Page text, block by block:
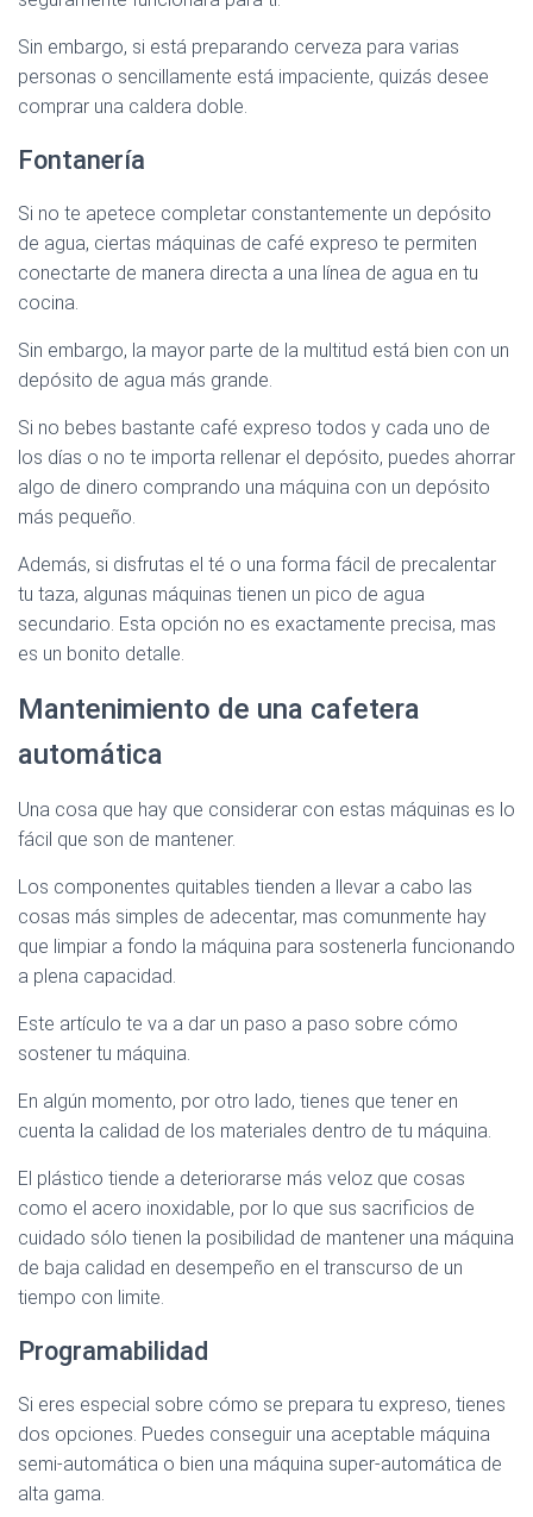
Sin embargo, si está preparando cerveza para varias
personas o sencillamente está impaciente, quizás desee
comprar una caldera doble.
Fontanería
Si no te apetece completar constantemente un depósito
de agua, ciertas máquinas de café expreso te permiten
conectarte de manera directa a una línea de agua en tu
cocina.
Sin embargo, la mayor parte de la multitud está bien con un
depósito de agua más grande.
Si no bebes bastante café expreso todos y cada uno de
los días o no te importa rellenar el depósito, puedes ahorrar
algo de dinero comprando una máquina con un depósito
más pequeño.
Además, si disfrutas el té o una forma fácil de precalentar
tu taza, algunas máquinas tienen un pico de agua
secundario. Esta opción no es exactamente precisa, mas
es un bonito detalle.
Mantenimiento de una cafetera
automática
Una cosa que hay que considerar con estas máquinas es lo
fácil que son de mantener.
Los componentes quitables tienden a llevar a cabo las
cosas más simples de adecentar, mas comunmente hay
que limpiar a fondo la máquina para sostenerla funcionando
a plena capacidad.
Este artículo te va a dar un paso a paso sobre cómo
sostener tu máquina.
En algún momento, por otro lado, tienes que tener en
cuenta la calidad de los materiales dentro de tu máquina.
El plástico tiende a deteriorarse más veloz que cosas
como el acero inoxidable, por lo que sus sacrificios de
cuidado sólo tienen la posibilidad de mantener una máquina
de baja calidad en desempeño en el transcurso de un
tiempo con limite.
Programabilidad
Si eres especial sobre cómo se prepara tu expreso, tienes
dos opciones. Puedes conseguir una aceptable máquina
semi-automática o bien una máquina super-automática de
alta gama.